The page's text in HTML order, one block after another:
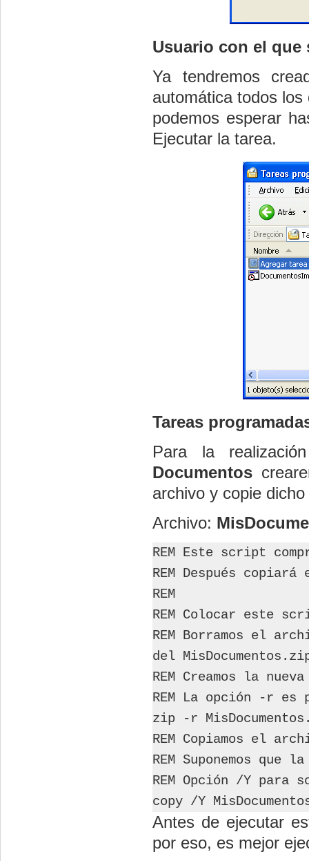
Usuario con el que
Ya tendremos
automática todos
podemos esperar
Ejecutar la tarea.
Tareas
Para la
Documentos
archivo y copie
Archivo:
REM Este script
REM Después
REM
REM Colocar este
REM Borramos el
del
REM Creamos la
REM La opción -r es
zip -r
REM Copiamos el
REM Suponemos
REM Opción /Y
copy /Y
Antes de ejecutar
por eso, es mejor